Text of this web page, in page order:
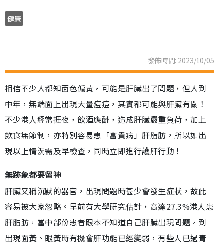
健康
發佈時間: 2023/10/05
相信不少人都知面色偏黃，可能是肝臟出了問題，但人到
中年，無端面上出現大量痘痘，其實都可能與肝臟有關！
不少港人經常捱夜，飲酒應酬，造成肝臟嚴重負荷，加上
飲食無節制，亦特別容易患「富貴病」肝脂肪，所以如出
現以上情況需及早檢查，同時立即進行護肝行動！
無跡象都要留神
肝臟又稱沉默的器官，出現問題時甚少會發生症狀，故此
容易被大家忽略。早前有大學研究估計，高達27.3%港人患
肝脂肪，當中部份患者跟本不知道自己肝臟出現問題，到
出現面黃、眼黃時有機會肝功能已經變弱，有些人已過青